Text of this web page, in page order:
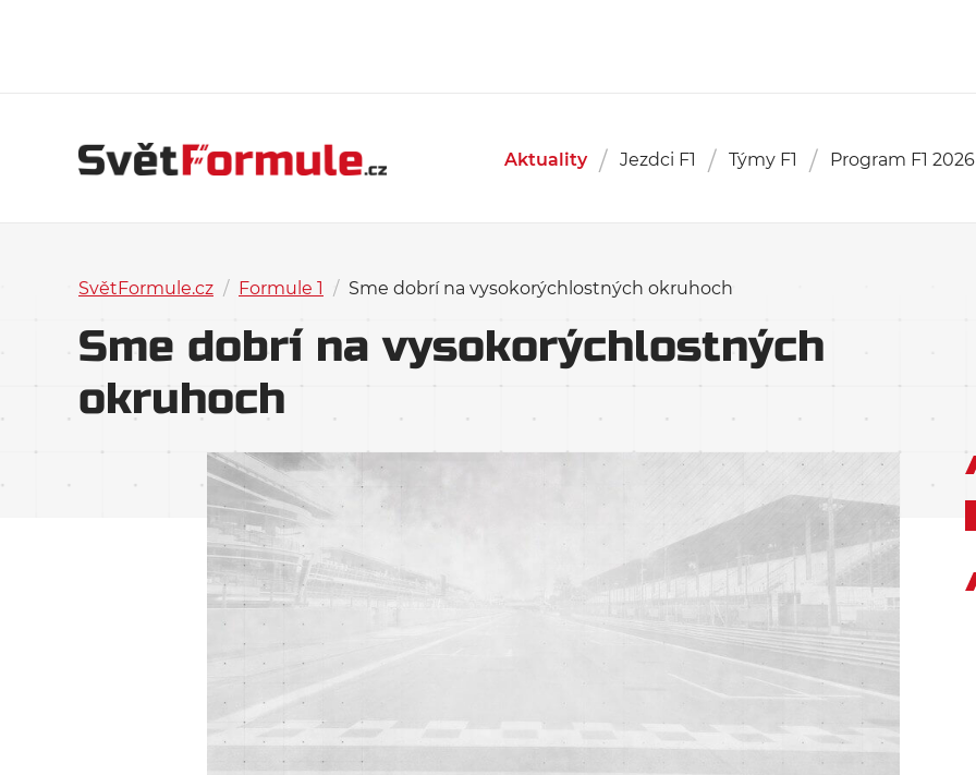
Aktuality Jezdci F1 Týmy F1 Program F1 2026
SvětFormule.cz / Formule 1 / Sme dobrí na vysokorýchlostných okruhoch
Sme dobrí na vysokorýchlostných
okruhoch